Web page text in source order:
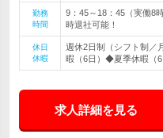
勤務
時間
9：45～18：45（実働8
時退社可能！
休日
休暇
週休2日制（シフト制
暇（6日）◆夏季休暇（
求人詳細を見る